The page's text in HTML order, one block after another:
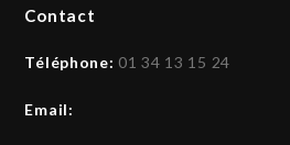
Contact
Téléphone: 01 34 13 15 24
Email: